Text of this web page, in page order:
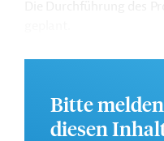
Weitere Informationen
GTAI informiert über die
Regularien und
Bitte
diesen